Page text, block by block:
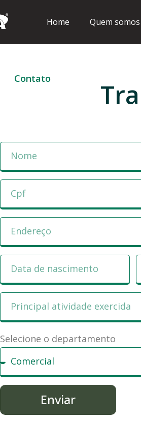
Home Quem somos
Contato
Selecione o departamento
Enviar